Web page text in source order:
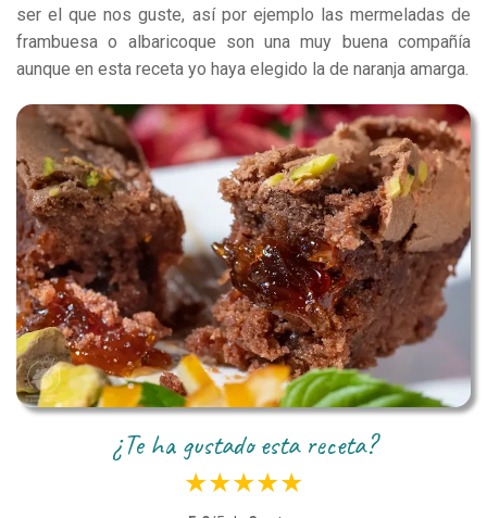
ser el que nos guste, así por ejemplo las mermeladas de
frambuesa o albaricoque son una muy buena compañía
aunque en esta receta yo haya elegido la de naranja amarga.
¿te ha gustado esta receta?
★
★
★
★
★